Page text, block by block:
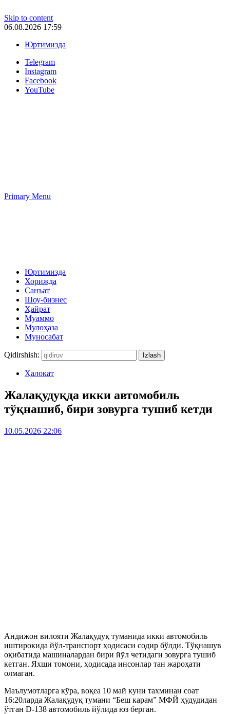
Skip to content
06.08.2026 17:59
Юртимизда
Telegram
Instagram
Facebook
YouTube
Primary Menu
Юртимизда
Хорижда
Санъат
Шоу-бизнес
Ҳайрат
Муаммо
Мулоҳаза
Муносабат
Qidirshish:
Ҳалокат
Жалақудуқда икки автомобиль
тўқнашиб, бири зовурга тушиб кетди
10.05.2026 22:06
Андижон вилояти Жалақудуқ туманида икки автомобиль
иштирокида йўл-транспорт ҳодисаси содир бўлди. Тўқнашув
оқибатида машиналардан бири йўл четидаги зовурга тушиб
кетган. Яхши томони, ҳодисада инсонлар тан жароҳати
олмаган.
Маълумотларга кўра, воқеа 10 май куни тахминан соат
16:20ларда Жалақудуқ тумани “Беш карам” МФЙ ҳудудидан
ўтган D-138 автомобиль йўлида юз берган.